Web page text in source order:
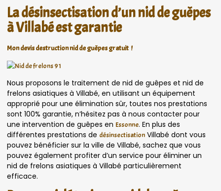
La désinsectisation d’un nid de guêpes
à Villabé est garantie
Mon devis destruction nid de guêpes gratuit !
Nous proposons le traitement de nid de guêpes et nid de
frelons asiatiques à Villabé, en utilisant un équipement
approprié pour une élimination sûr, toutes nos prestations
sont 100% garantie, n’hésitez pas à nous contacter pour
une intervention de guêpes en Essonne. En plus des
différentes prestations de désinsectisation Villabé dont vous
pouvez bénéficier sur la ville de Villabé, sachez que vous
pouvez également profiter d’un service pour éliminer un
nid de frelons asiatiques à Villabé particulièrement
efficace.